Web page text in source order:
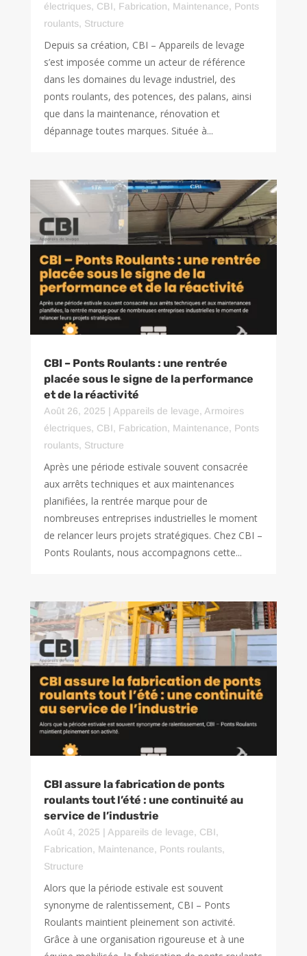
électriques, CBI, Fabrication, Maintenance, Ponts
roulants, Structure
Depuis sa création, CBI – Appareils de levage
s’est imposée comme un acteur de référence
dans les domaines du levage industriel, des
ponts roulants, des potences, des palans, ainsi
que dans la maintenance, rénovation et
dépannage toutes marques. Située à...
CBI – Ponts Roulants : une rentrée
placée sous le signe de la performance
et de la réactivité
Août 26, 2025 | Appareils de levage, Armoires
électriques, CBI, Fabrication, Maintenance, Ponts
roulants, Structure
Après une période estivale souvent consacrée
aux arrêts techniques et aux maintenances
planifiées, la rentrée marque pour de
nombreuses entreprises industrielles le moment
de relancer leurs projets stratégiques. Chez CBI –
Ponts Roulants, nous accompagnons cette...
CBI assure la fabrication de ponts
roulants tout l’été : une continuité au
service de l’industrie
Août 4, 2025 | Appareils de levage, CBI,
Fabrication, Maintenance, Ponts roulants,
Structure
Alors que la période estivale est souvent
synonyme de ralentissement, CBI – Ponts
Roulants maintient pleinement son activité.
Grâce à une organisation rigoureuse et à une